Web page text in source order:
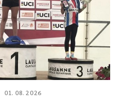
01. 08. 2026